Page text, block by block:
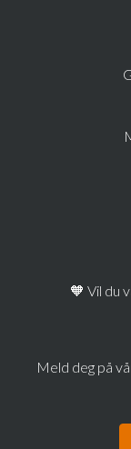
🧡 Vil du
Meld deg på